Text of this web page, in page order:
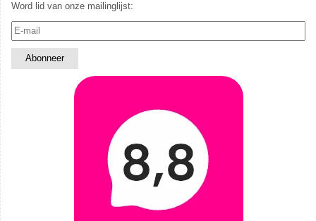
Word lid van onze mailinglijst: